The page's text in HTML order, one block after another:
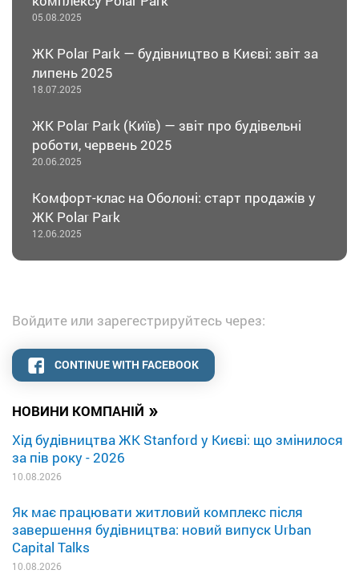
НОВИНИ КОМПАНІЙ »
Хід будівництва ЖК Stanford у Києві: що змінилося
за пів року - 2026
10.08.2026
Як має працювати житловий комплекс після
завершення будівництва: новий випуск Urban
Capital Talks
10.08.2026
05.08.2025
ЖК Polar Park — будівництво в Києві: звіт за
липень 2025
18.07.2025
ЖК Polar Park (Київ) — звіт про будівельні
роботи, червень 2025
20.06.2025
Комфорт-клас на Оболоні: старт продажів у
ЖК Polar Park
12.06.2025
Войдите или зарегестрируйтесь через:
CONTINUE WITH FACEBOOK